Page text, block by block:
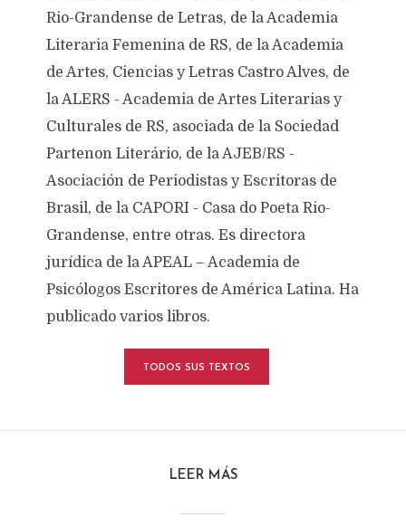
Rio-Grandense de Letras, de la Academia
Literaria Femenina de RS, de la Academia
de Artes, Ciencias y Letras Castro Alves, de
la ALERS - Academia de Artes Literarias y
Culturales de RS, asociada de la Sociedad
Partenon Literário, de la AJEB/RS -
Asociación de Periodistas y Escritoras de
Brasil, de la CAPORI - Casa do Poeta Rio-
Grandense, entre otras. Es directora
jurídica de la APEAL – Academia de
Psicólogos Escritores de América Latina. Ha
publicado varios libros.
TODOS SUS TEXTOS
LEER MÁS